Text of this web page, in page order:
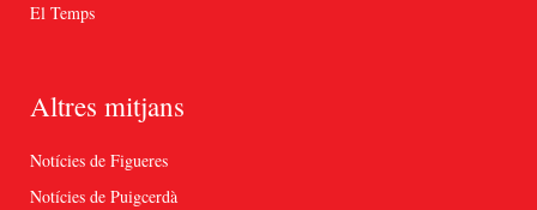
El Temps
Altres mitjans
Notícies de Figueres
Notícies de Puigcerdà